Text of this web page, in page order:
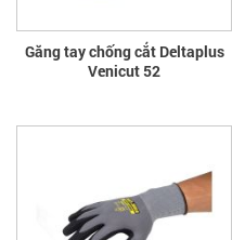
Găng tay chống cắt Deltaplus
Venicut 52